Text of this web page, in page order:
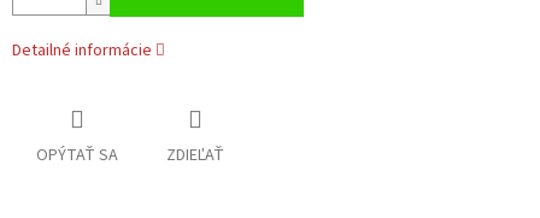
Detailné informácie
OPÝTAŤ SA ZDIEĽAŤ